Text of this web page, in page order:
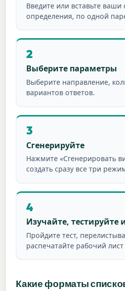
Введите или вставьте ваши
определения, по одной
2
Выберите параметры
Выберите направление,
вариантов ответов.
3
Сгенерируйте
Нажмите «Сгенерировать
создать сразу все три
4
Изучайте, тестируйте
Пройдите тест,
распечатайте рабочий
Какие форматы